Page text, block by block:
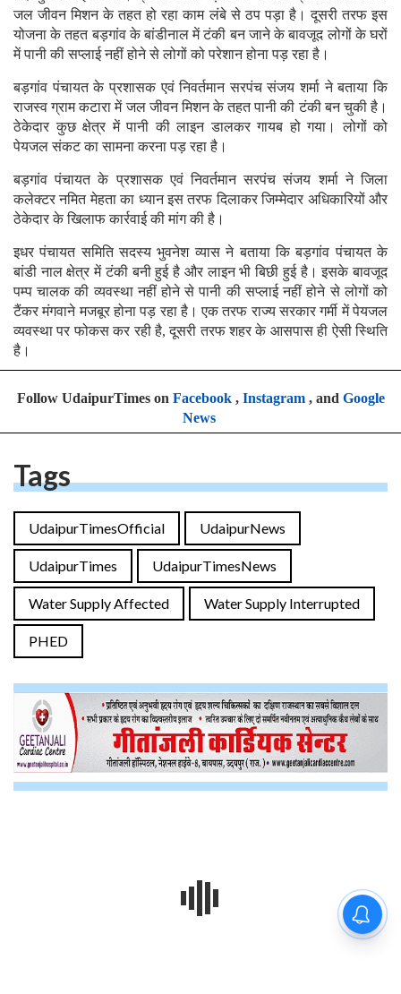
जल जीवन मिशन के तहत हो रहा काम लंबे से ठप पड़ा है। दूसरी तरफ इस
योजना के तहत बड़गांव के बांडीनाल में टंकी बन जाने के बावजूद लोगों के घरों
में पानी की सप्लाई नहीं होने से लोगों को परेशान होना पड़ रहा है।
बड़गांव पंचायत के प्रशासक एवं निवर्तमान सरपंच संजय शर्मा ने बताया कि
राजस्व ग्राम कटारा में जल जीवन मिशन के तहत पानी की टंकी बन चुकी है।
ठेकेदार कुछ क्षेत्र में पानी की लाइन डालकर गायब हो गया। लोगों को
पेयजल संकट का सामना करना पड़ रहा है।
बड़गांव पंचायत के प्रशासक एवं निवर्तमान सरपंच संजय शर्मा ने जिला
कलेक्टर नमित मेहता का ध्यान इस तरफ दिलाकर जिम्मेदार अधिकारियों और
ठेकेदार के खिलाफ कार्रवाई की मांग की है।
इधर पंचायत समिति सदस्य भुवनेश व्यास ने बताया कि बड़गांव पंचायत के
बांडी नाल क्षेत्र में टंकी बनी हुई है और लाइन भी बिछी हुई है। इसके बावजूद
पम्प चालक की व्यवस्था नहीं होने से पानी की सप्लाई नहीं होने से लोगों को
टैंकर मंगवाने मजबूर होना पड़ रहा है। एक तरफ राज्य सरकार गर्मी में पेयजल
व्यवस्था पर फोकस कर रही है, दूसरी तरफ शहर के आसपास ही ऐसी स्थिति
है।
Follow UdaipurTimes on Facebook, Instagram, and Google
News
Tags
UdaipurTimesOfficial UdaipurNews
UdaipurTimes UdaipurTimesNews
Water Supply Affected Water Supply Interrupted
PHED